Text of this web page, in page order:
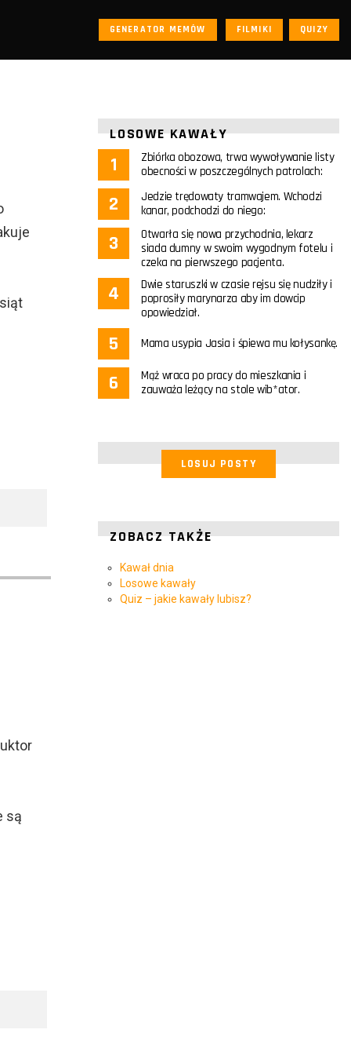
GENERATOR MEMÓW FILMIKI QUIZY
są
LOSOWE KAWAŁY
Zbiórka obozowa, trwa wywoływanie listy
obecności w poszczególnych patrolach:
Jedzie trędowaty tramwajem. Wchodzi
kanar, podchodzi do niego:
Otwarła się nowa przychodnia, lekarz
siada dumny w swoim wygodnym fotelu i
czeka na pierwszego pacjenta.
Dwie staruszki w czasie rejsu się nudziły i
poprosiły marynarza aby im dowcip
opowiedział.
Mama usypia Jasia i śpiewa mu kołysankę.
Mąż wraca po pracy do mieszkania i
zauważa leżący na stole wib*ator.
LOSUJ POSTY
ZOBACZ TAKŻE
Kawał dnia
Losowe kawały
Quiz – jakie kawały lubisz?